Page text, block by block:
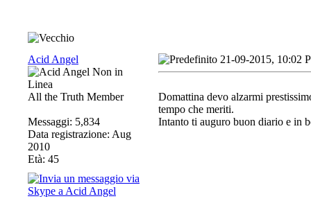
Acid Angel
All the Truth Member
Messaggi: 5,834
Data registrazione: Aug
2010
Età: 45
21-09-2015, 10:02
Domattina devo alzarmi
tempo che meriti.
Intanto ti auguro buon diario e in